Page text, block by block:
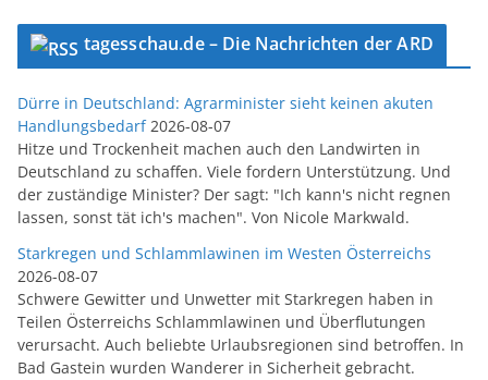
tagesschau.de – Die Nachrichten der ARD
Dürre in Deutschland: Agrarminister sieht keinen akuten
Handlungsbedarf 2026-08-07
Hitze und Trockenheit machen auch den Landwirten in
Deutschland zu schaffen. Viele fordern Unterstützung. Und
der zuständige Minister? Der sagt: "Ich kann's nicht regnen
lassen, sonst tät ich's machen". Von Nicole Markwald.
Starkregen und Schlammlawinen im Westen Österreichs
2026-08-07
Schwere Gewitter und Unwetter mit Starkregen haben in
Teilen Österreichs Schlammlawinen und Überflutungen
verursacht. Auch beliebte Urlaubsregionen sind betroffen. In
Bad Gastein wurden Wanderer in Sicherheit gebracht.